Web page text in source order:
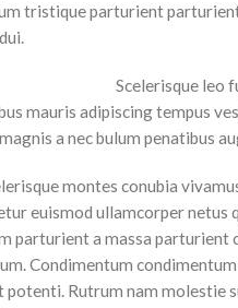
tristique parturient
Scelerisque leo
mauris adipiscing tempus
a nec bulum penatibus
montes conubia
euismod ullamcorper netus
parturient a massa parturient
Condimentum condimentum
potenti. Rutrum nam molestie